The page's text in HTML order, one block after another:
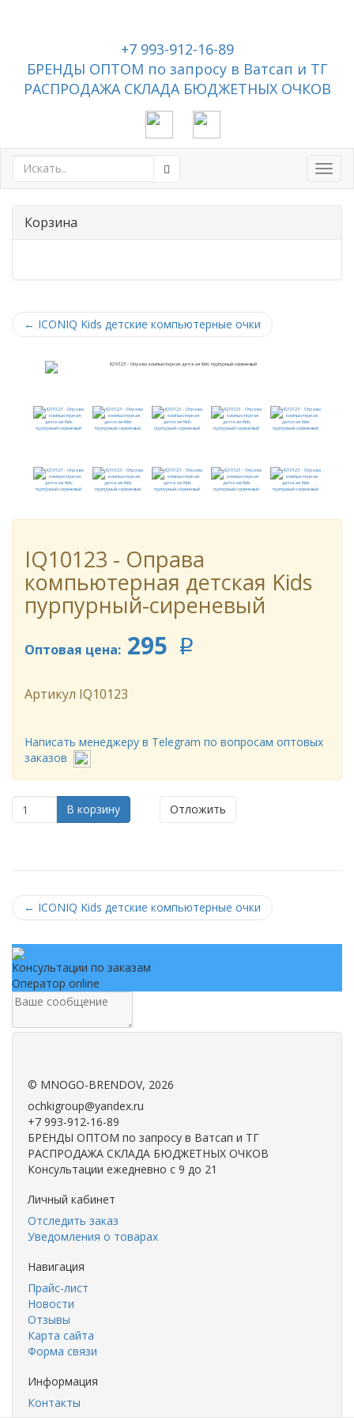
+7 993-912-16-89
БРЕНДЫ ОПТОМ по запросу в Ватсап и ТГ
РАСПРОДАЖА СКЛАДА БЮДЖЕТНЫХ ОЧКОВ
Корзина
← ICONIQ Kids детские компьютерные очки
IQ10123 - Оправа
компьютерная детская Kids
пурпурный-сиреневый
Оптовая цена: 295 p
Артикул IQ10123
Написать менеджеру в Telegram по вопросам оптовых
заказов
В корзину Отложить
← ICONIQ Kids детские компьютерные очки
Консультации по заказам
Оператор online
© MNOGO-BRENDOV, 2026
ochkigroup@yandex.ru
+7 993-912-16-89
БРЕНДЫ ОПТОМ по запросу в Ватсап и ТГ
РАСПРОДАЖА СКЛАДА БЮДЖЕТНЫХ ОЧКОВ
Консультации ежедневно с 9 до 21
Личный кабинет
Отследить заказ
Уведомления о товарах
Навигация
Прайс-лист
Новости
Отзывы
Карта сайта
Форма связи
Информация
Контакты